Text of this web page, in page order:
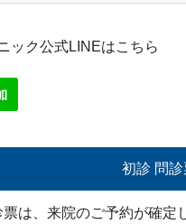
ック公式LINEはこちら
初診 問診
票は、来院のご予約が確定